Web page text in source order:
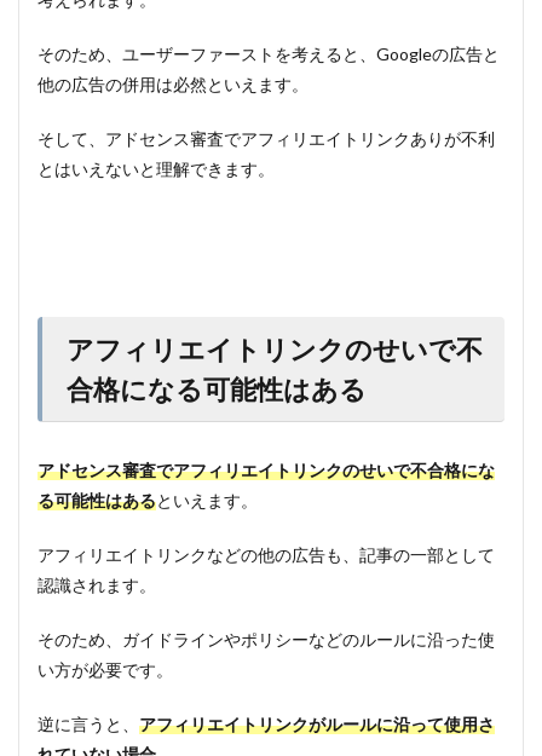
そのため、ユーザーファーストを考えると、Googleの広告と
他の広告の併用は必然といえます。
そして、アドセンス審査でアフィリエイトリンクありが不利
とはいえないと理解できます。
アフィリエイトリンクのせいで不
合格になる可能性はある
アドセンス審査でアフィリエイトリンクのせいで不合格にな
る可能性はあるといえます。
アフィリエイトリンクなどの他の広告も、記事の一部として
認識されます。
そのため、ガイドラインやポリシーなどのルールに沿った使
い方が必要です。
逆に言うと、 アフィリエイトリンクがルールに沿って使用さ